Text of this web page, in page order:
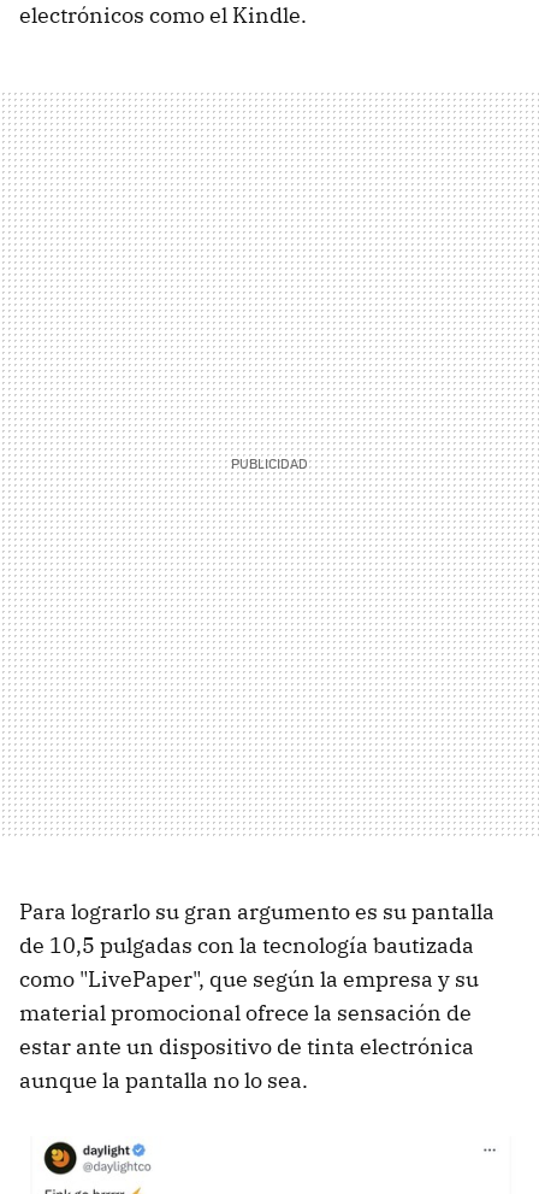
electrónicos como el Kindle.
Para lograrlo su gran argumento es su pantalla
de 10,5 pulgadas con la tecnología bautizada
como "LivePaper", que según la empresa y su
material promocional ofrece la sensación de
estar ante un dispositivo de tinta electrónica
aunque la pantalla no lo sea.